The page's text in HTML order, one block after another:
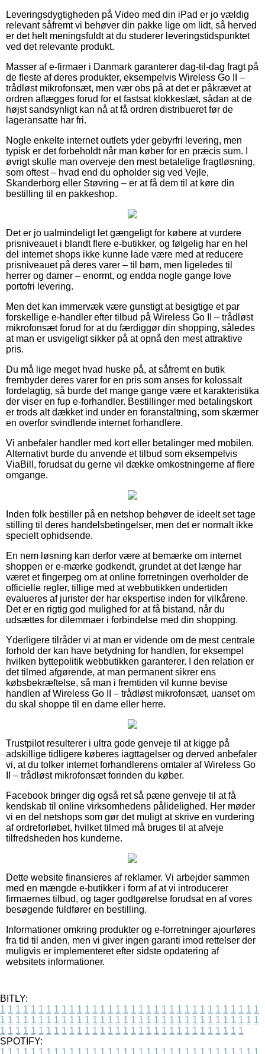
Leveringsdygtigheden på Video med din iPad er jo vældig
relevant såfremt vi behøver din pakke lige om lidt, så herved
er det helt meningsfuldt at du studerer leveringstidspunktet
ved det relevante produkt.
Masser af e-firmaer i Danmark garanterer dag-til-dag fragt på
de fleste af deres produkter, eksempelvis Wireless Go II –
trådløst mikrofonsæt, men vær obs på at det er påkrævet at
ordren aflægges forud for et fastsat klokkeslæt, sådan at de
højst sandsynligt kan nå at få ordren distribueret før de
lageransatte har fri.
Nogle enkelte internet outlets yder gebyrfri levering, men
typisk er det forbeholdt når man køber for en præcis sum. I
øvrigt skulle man overveje den mest betalelige fragtløsning,
som oftest – hvad end du opholder sig ved Vejle,
Skanderborg eller Støvring – er at få dem til at køre din
bestilling til en pakkeshop.
Det er jo ualmindeligt let gængeligt for købere at vurdere
prisniveauet i blandt flere e-butikker, og følgelig har en hel
del internet shops ikke kunne lade være med at reducere
prisniveauet på deres varer – til børn, men ligeledes til
herrer og damer – enormt, og endda nogle gange love
portofri levering.
Men det kan immervæk være gunstigt at besigtige et par
forskellige e-handler efter tilbud på Wireless Go II – trådløst
mikrofonsæt forud for at du færdiggør din shopping, således
at man er usvigeligt sikker på at opnå den mest attraktive
pris.
Du må lige meget hvad huske på, at såfremt en butik
frembyder deres varer for en pris som anses for kolossalt
fordelagtig, så burde det mange gange være et karakteristika
der viser en fup e-forhandler. Bestillinger med betalingskort
er trods alt dækket ind under en foranstaltning, som skærmer
en overfor svindlende internet forhandlere.
Vi anbefaler handler med kort eller betalinger med mobilen.
Alternativt burde du anvende et tilbud som eksempelvis
ViaBill, forudsat du gerne vil dække omkostningerne af flere
omgange.
Inden folk bestiller på en netshop behøver de ideelt set tage
stilling til deres handelsbetingelser, men det er normalt ikke
specielt ophidsende.
En nem løsning kan derfor være at bemærke om internet
shoppen er e-mærke godkendt, grundet at det længe har
været et fingerpeg om at online forretningen overholder de
officielle regler, tillige med at webbutikken undertiden
evalueres af jurister der har ekspertise inden for vilkårene.
Det er en rigtig god mulighed for at få bistand, når du
udsættes for dilemmaer i forbindelse med din shopping.
Yderligere tilråder vi at man er vidende om de mest centrale
forhold der kan have betydning for handlen, for eksempel
hvilken byttepolitik webbutikken garanterer. I den relation er
det tilmed afgørende, at man permanent sikrer ens
købsbekræftelse, så man i fremtiden vil kunne bevise
handlen af Wireless Go II – trådløst mikrofonsæt, uanset om
du skal shoppe til en dame eller herre.
Trustpilot resulterer i ultra gode genveje til at kigge på
adskillige tidligere køberes iagttagelser og derved anbefaler
vi, at du tolker internet forhandlerens omtaler af Wireless Go
II – trådløst mikrofonsæt forinden du køber.
Facebook bringer dig også ret så pæne genveje til at få
kendskab til online virksomhedens pålidelighed. Her møder
vi en del netshops som gør det muligt at skrive en vurdering
af ordreforløbet, hvilket tilmed må bruges til at afveje
tilfredsheden hos kunderne.
Dette website finansieres af reklamer. Vi arbejder sammen
med en mængde e-butikker i form af at vi introducerer
firmaernes tilbud, og tager godtgørelse forudsat en af vores
besøgende fuldfører en bestilling.
Informationer omkring produkter og e-forretninger ajourføres
fra tid til anden, men vi giver ingen garanti imod rettelser der
muligvis er implementeret efter sidste opdatering af
websitets informationer.
BITLY:
1 1 1 1 1 1 1 1 1 1 1 1 1 1 1 1 1 1 1 1 1 1 1 1 1 1 1 1 1 1 1 1 1 1
1 1 1 1 1 1 1 1 1 1 1 1 1 1 1 1 1 1 1 1 1 1 1 1 1 1 1 1 1 1 1 1 1 1
1 1 1 1 1 1 1 1 1 1 1 1 1 1 1 1 1 1 1 1 1 1 1 1 1 1 1 1 1 1 1 1
SPOTIFY:
1 1 1 1 1 1 1 1 1 1 1 1 1 1 1 1 1 1 1 1 1 1 1 1 1 1 1 1 1 1 1 1 1 1